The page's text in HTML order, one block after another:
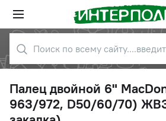
Палец двойной 6"
963/972, D50/60/70)